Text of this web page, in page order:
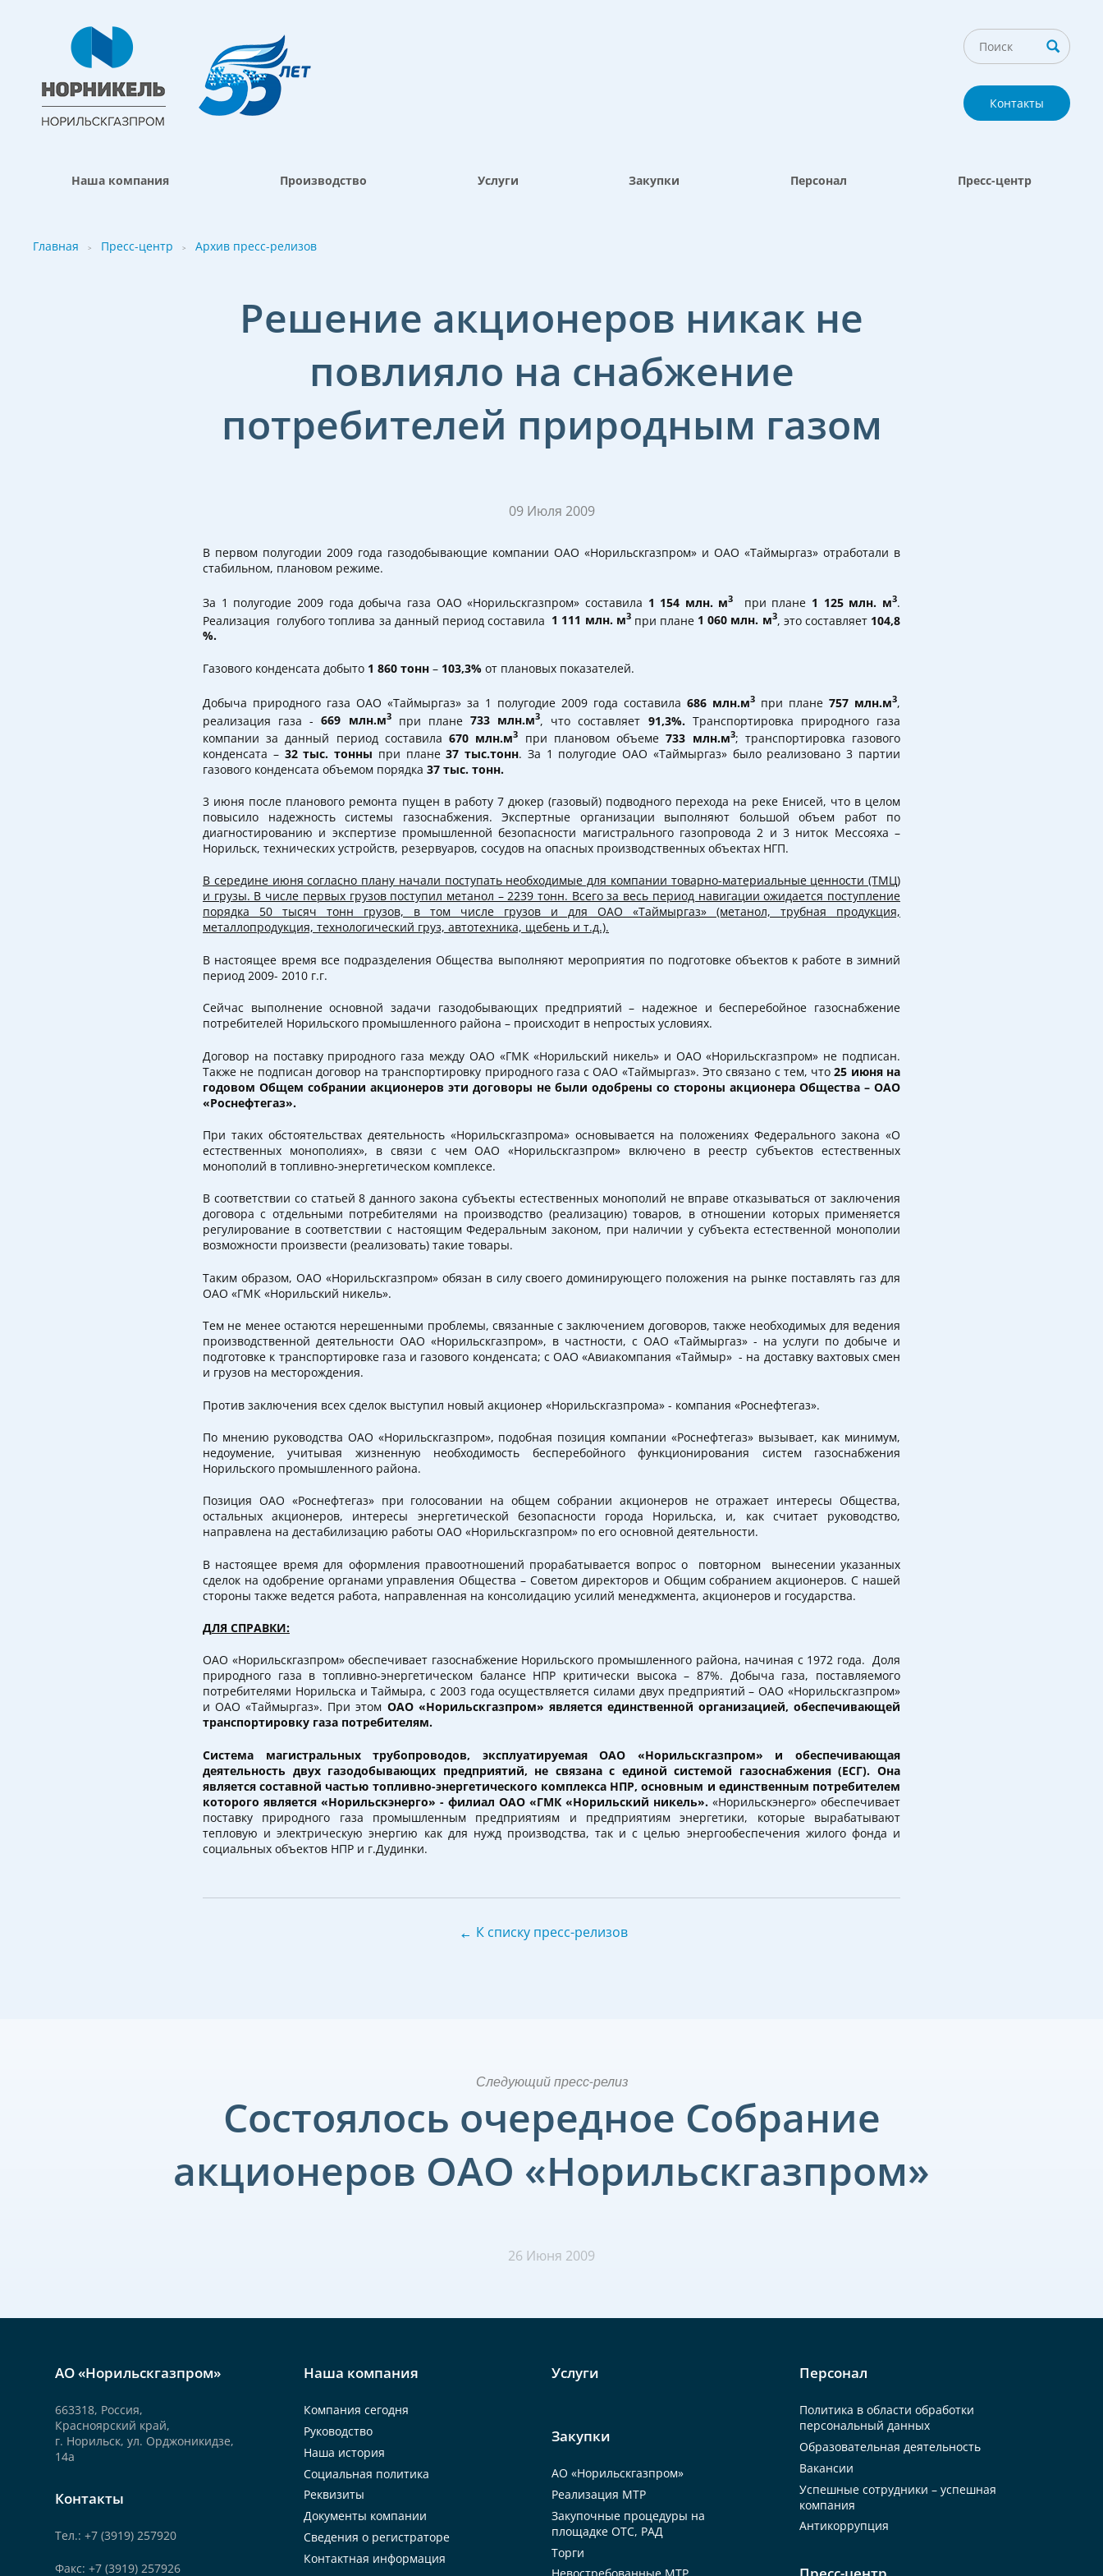
Контакты
Наша компания Производство Услуги Закупки Персонал Пресс-центр
Главная > Пресс-центр > Архив пресс-релизов
Решение акционеров никак не
повлияло на снабжение
потребителей природным газом
09 Июля 2009
В первом полугодии 2009 года газодобывающие компании ОАО «Норильскгазпром» и ОАО «Таймыргаз» отработали в
стабильном, плановом режиме.
За 1 полугодие 2009 года добыча газа ОАО «Норильскгазпром» составила 1 154 млн. м3 при плане 1 125 млн. м3.
Реализация голубого топлива за данный период составила 1 111 млн. м3при плане 1 060 млн. м3, это составляет 104,8
%.
Газового конденсата добыто 1 860 тонн – 103,3% от плановых показателей.
Добыча природного газа ОАО «Таймыргаз» за 1 полугодие 2009 года составила 686 млн.м3 при плане 757 млн.м3,
реализация газа -669 млн.м3при плане733 млн.м3, что составляет 91,3%. Транспортировка природного газа
компании за данный период составила670 млн.м3 при плановом объеме733 млн.м3; транспортировка газового
конденсата – 32 тыс. тонны при плане37 тыс.тонн. За 1 полугодие ОАО «Таймыргаз» было реализовано 3 партии
газового конденсата объемом порядка 37 тыс. тонн.
3 июня после планового ремонта пущен в работу 7 дюкер (газовый) подводного перехода на реке Енисей, что в целом
повысило надежность системы газоснабжения. Экспертные организации выполняют большой объем работ по
диагностированию и экспертизе промышленной безопасности магистрального газопровода 2 и 3 ниток Мессояха –
Норильск, технических устройств, резервуаров, сосудов на опасных производственных объектах НГП.
В середине июня согласно плану начали поступать необходимые для компании товарно-материальные ценности (ТМЦ)
и грузы. В числе первых грузов поступил метанол – 2239 тонн. Всего за весь период навигации ожидается поступление
порядка 50 тысяч тонн грузов, в том числе грузов и для ОАО «Таймыргаз» (метанол, трубная продукция,
металлопродукция, технологический груз, автотехника, щебень и т.д.).
В настоящее время все подразделения Общества выполняют мероприятия по подготовке объектов к работе в зимний
период 2009- 2010 г.г.
Сейчас выполнение основной задачи газодобывающих предприятий – надежное и бесперебойное газоснабжение
потребителей Норильского промышленного района – происходит в непростых условиях.
Договор на поставку природного газа между ОАО «ГМК «Норильский никель» и ОАО «Норильскгазпром» не подписан.
Также не подписан договор на транспортировку природного газа с ОАО «Таймыргаз». Это связано с тем, что25 июня на
годовом Общем собрании акционеров эти договоры не были одобрены со стороны акционера Общества – ОАО
«Роснефтегаз».
При таких обстоятельствах деятельность «Норильскгазпрома» основывается на положениях Федерального закона «О
естественных монополиях», в связи с чем ОАО «Норильскгазпром» включено в реестр субъектов естественных
монополий в топливно-энергетическом комплексе.
В соответствии со статьей 8 данного закона субъекты естественных монополий не вправе отказываться от заключения
договора с отдельными потребителями на производство (реализацию) товаров, в отношении которых применяется
регулирование в соответствии с настоящим Федеральным законом, при наличии у субъекта естественной монополии
возможности произвести (реализовать) такие товары.
Таким образом, ОАО «Норильскгазпром» обязан в силу своего доминирующего положения на рынке поставлять газ для
ОАО «ГМК «Норильский никель».
Тем не менее остаются нерешенными проблемы, связанные с заключением договоров, также необходимых для ведения
производственной деятельности ОАО «Норильскгазпром», в частности, с ОАО «Таймыргаз» - на услуги по добыче и
подготовке к транспортировке газа и газового конденсата; с ОАО «Авиакомпания «Таймыр» - на доставку вахтовых смен
и грузов на месторождения.
Против заключения всех сделок выступил новый акционер «Норильскгазпрома» - компания «Роснефтегаз».
По мнению руководства ОАО «Норильскгазпром», подобная позиция компании «Роснефтегаз» вызывает, как минимум,
недоумение, учитывая жизненную необходимость бесперебойного функционирования систем газоснабжения
Норильского промышленного района.
Позиция ОАО «Роснефтегаз» при голосовании на общем собрании акционеров не отражает интересы Общества,
остальных акционеров, интересы энергетической безопасности города Норильска, и, как считает руководство,
направлена на дестабилизацию работы ОАО «Норильскгазпром» по его основной деятельности.
В настоящее время для оформления правоотношений прорабатывается вопрос о повторном вынесении указанных
сделок на одобрение органами управления Общества – Советом директоров и Общим собранием акционеров. С нашей
стороны также ведется работа, направленная на консолидацию усилий менеджмента, акционеров и государства.
ДЛЯ СПРАВКИ:
ОАО «Норильскгазпром» обеспечивает газоснабжение Норильского промышленного района, начиная с 1972 года. Доля
природного газа в топливно-энергетическом балансе НПР критически высока – 87%. Добыча газа, поставляемого
потребителями Норильска и Таймыра, с 2003 года осуществляется силами двух предприятий – ОАО «Норильскгазпром»
и ОАО «Таймыргаз». При этом ОАО «Норильскгазпром» является единственной организацией, обеспечивающей
транспортировку газа потребителям.
Система магистральных трубопроводов, эксплуатируемая ОАО «Норильскгазпром» и обеспечивающая
деятельность двух газодобывающих предприятий, не связана с единой системой газоснабжения (ЕСГ). Она
является составной частью топливно-энергетического комплекса НПР, основным и единственным потребителем
которого является «Норильскэнерго» - филиал ОАО «ГМК «Норильский никель». «Норильскэнерго» обеспечивает
поставку природного газа промышленным предприятиям и предприятиям энергетики, которые вырабатывают
тепловую и электрическую энергию как для нужд производства, так и с целью энергообеспечения жилого фонда и
социальных объектов НПР и г.Дудинки.
← К списку пресс-релизов
Следующий пресс-релиз
Состоялось очередное Собрание
акционеров ОАО «Норильскгазпром»
26 Июня 2009
АО «Норильскгазпром»
663318, Россия,
Красноярский край,
г. Норильск, ул. Орджоникидзе,
14а
Контакты
Тел.: +7 (3919) 257920
Факс: +7 (3919) 257926
Наша компания
Компания сегодня
Руководство
Наша история
Социальная политика
Реквизиты
Документы компании
Сведения о регистраторе
Контактная информация
Услуги
Закупки
АО «Норильскгазпром»
Реализация МТР
Закупочные процедуры на
площадке ОТС, РАД
Торги
Персонал
Политика в области обработки
персональный данных
Образовательная деятельность
Вакансии
Успешные сотрудники – успешная
компания
Антикоррупция